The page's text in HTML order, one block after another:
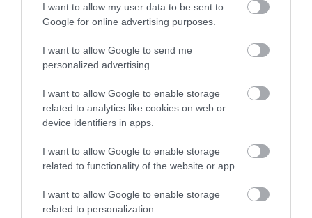
I want to allow my user data to be sent to
Google for online advertising purposes.
I want to allow Google to send me
personalized advertising.
I want to allow Google to enable storage
related to analytics like cookies on web or
device identifiers in apps.
I want to allow Google to enable storage
related to functionality of the website or app.
I want to allow Google to enable storage
related to personalization.
332 159 127